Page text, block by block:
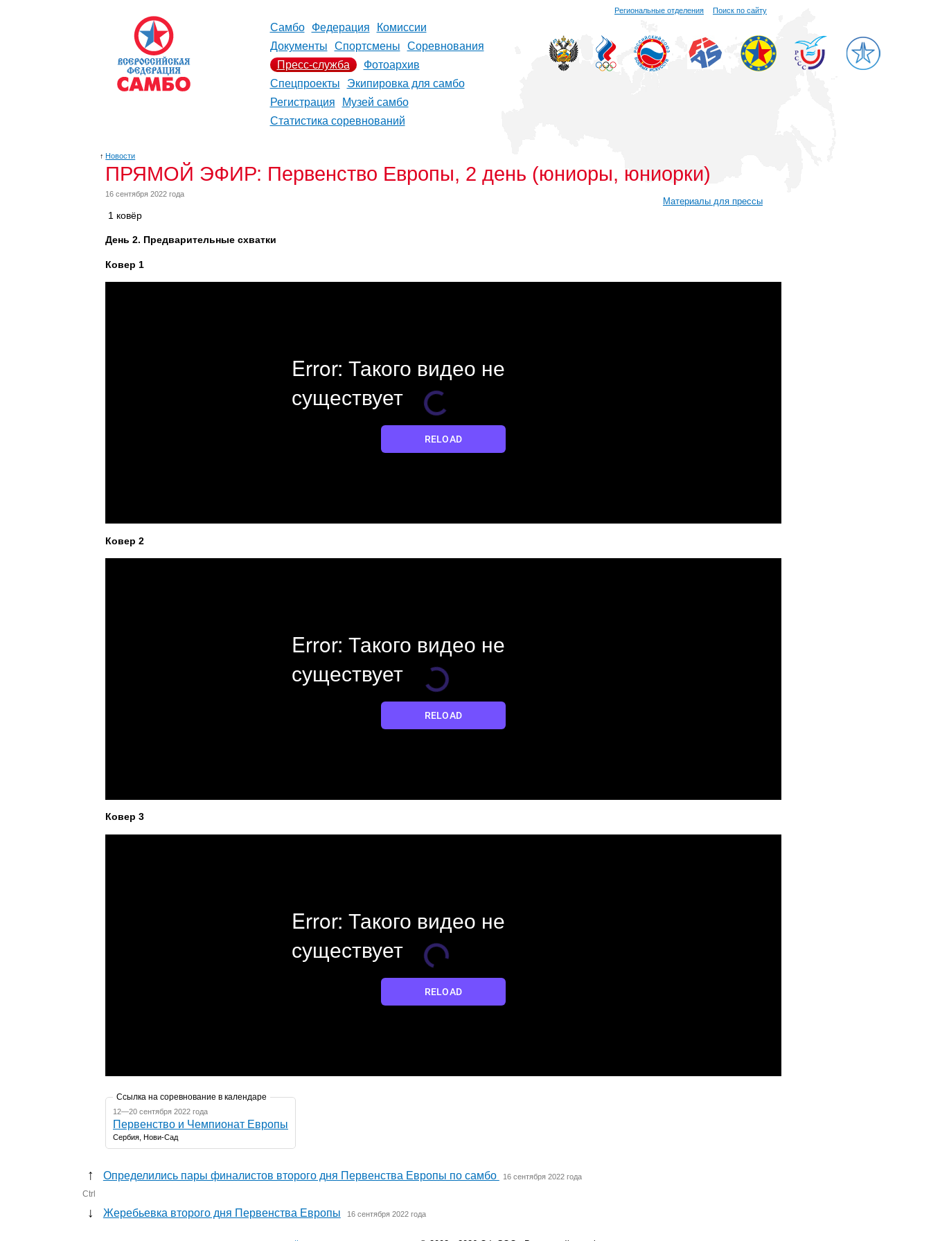
Региональные отделения Поиск по сайту
Самбо Федерация
Комиссии
Документы
Спортсмены
Соревнования
Пресс-служба
Фотоархив
Спецпроекты
Экипировка для самбо
Регистрация
Музей самбо
Статистика соревнований
↑ Новости
ПРЯМОЙ ЭФИР: Первенство Европы, 2 день (юниоры, юниорки)
16 сентября 2022 года
1 ковёр
День 2. Предварительные схватки
Ковер 1
Ковер 2
Ковер 3
Ссылка на соревнование в календаре
12—20 сентября 2022 года
Первенство и Чемпионат Европы
Сербия, Нови-Сад
↑ Определились пары финалистов второго дня Первенства Европы по самбо 16 сентября 2022 года
Ctrl
↓ Жеребьевка второго дня Первенства Европы 16 сентября 2022 года
Материалы для прессы